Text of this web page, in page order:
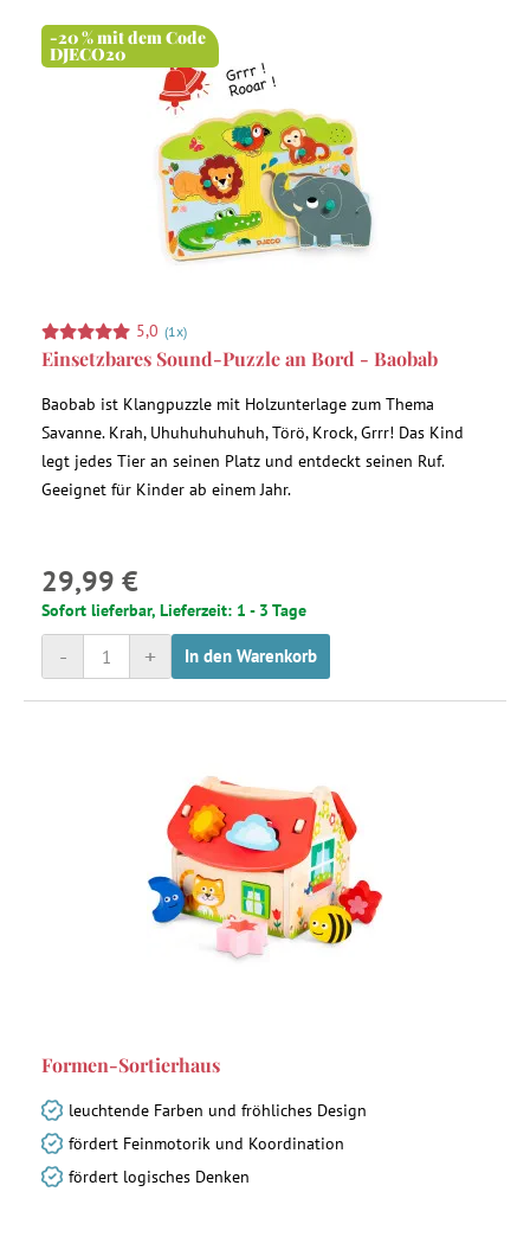
-20 % mit dem Code
DJECO20
5,0 (1x)
Einsetzbares Sound-Puzzle an Bord - Baobab
Baobab ist Klangpuzzle mit Holzunterlage zum Thema
Savanne. Krah, Uhuhuhuhuhuh, Törö, Krock, Grrr! Das Kind
legt jedes Tier an seinen Platz und entdeckt seinen Ruf.
Geeignet für Kinder ab einem Jahr.
29,99 €
Sofort lieferbar, Lieferzeit: 1 - 3 Tage
+
- In den Warenkorb
Formen-Sortierhaus
leuchtende Farben und fröhliches Design
fördert Feinmotorik und Koordination
fördert logisches Denken